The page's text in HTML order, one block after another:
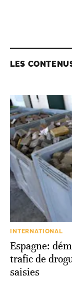
LES
INTERNATIONAL
Espagne:
trafic de
saisies